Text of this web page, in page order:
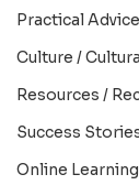
Practical
Culture / Cultura
Resources /
Success
Online